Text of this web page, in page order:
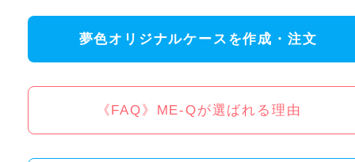
夢色オリジナルケースを作成・注文
《FAQ》ME-Qが選ばれる理由